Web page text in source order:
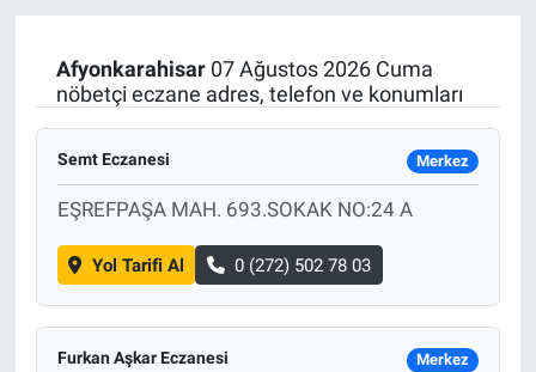
Afyonkarahisar07 Ağustos 2026 Cuma
nöbetçi eczane adres, telefon ve konumları
Semt Eczanesi Merkez
EŞREFPAŞA MAH. 693.SOKAK NO:24 A
Yol Tarifi Al 0 (272) 502 78 03
Furkan Aşkar Eczanesi Merkez
BLOG